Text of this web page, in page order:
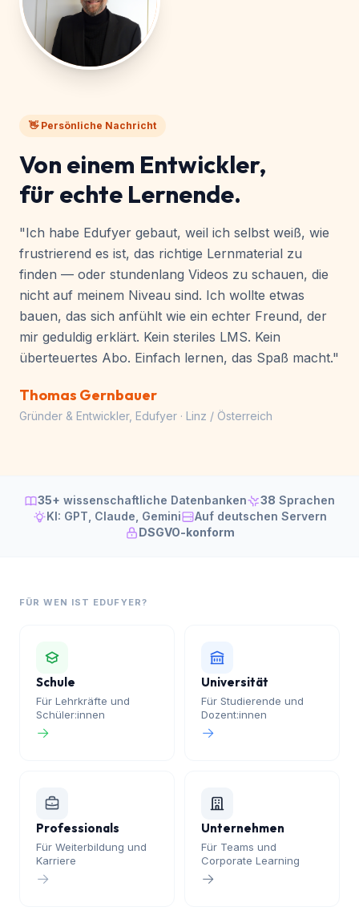
👋 Persönliche Nachricht
Von einem Entwickler,
für echte Lernende.
"Ich habe Edufyer gebaut, weil ich selbst weiß, wie
frustrierend es ist, das richtige Lernmaterial zu
finden — oder stundenlang Videos zu schauen, die
nicht auf meinem Niveau sind. Ich wollte etwas
mir geduldig erklärt. Kein steriles LMS. Kein
überteuertes Abo. Einfach lernen, das Spaß macht."
FÜR WEN IST EDUFYER?
Schule
→
Universität
→
Professionals Unternehmen